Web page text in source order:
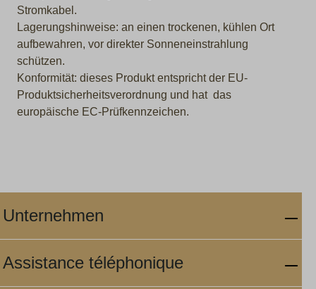
Stromkabel.
Lagerungshinweise: an einen trockenen, kühlen Ort
aufbewahren, vor direkter Sonneneinstrahlung
schützen.
Konformität: dieses Produkt entspricht der EU-
Produktsicherheitsverordnung und hat das
europäische EC-Prüfkennzeichen.
Unternehmen
Assistance téléphonique